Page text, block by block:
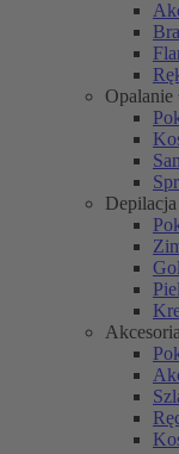
Opalanie
Depilacja